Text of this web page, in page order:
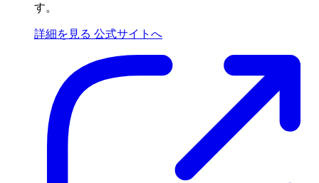
す。
詳細を見る 公式サイトへ